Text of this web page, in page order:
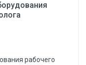
рабочего